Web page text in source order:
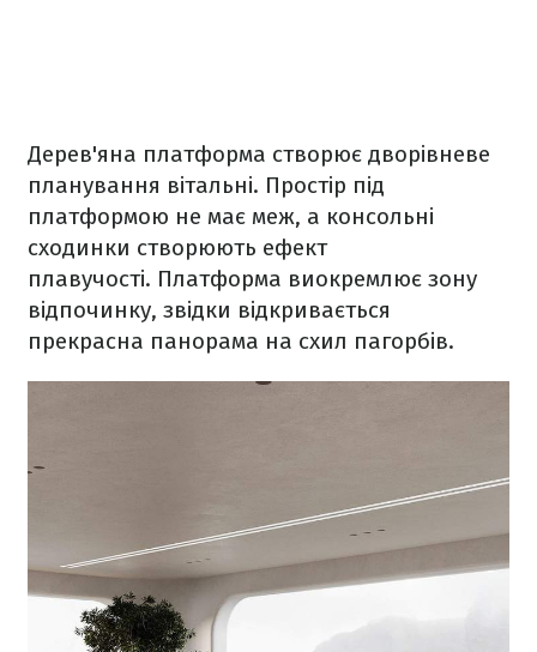
Дерев'яна платформа створює дворівневе
планування вітальні. Простір під
платформою не має меж, а консольні
сходинки створюють ефект
плавучості. Платформа виокремлює зону
відпочинку, звідки відкривається
прекрасна панорама на схил пагорбів.